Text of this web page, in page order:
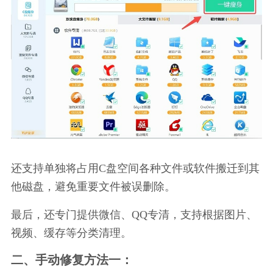
还支持单独将占用C盘空间各种文件或软件搬迁到其
他磁盘，避免重要文件被误删除。
最后，还专门提供微信、QQ专清，支持根据图片、
视频、缓存等分类清理。
二、手动修复方法一：